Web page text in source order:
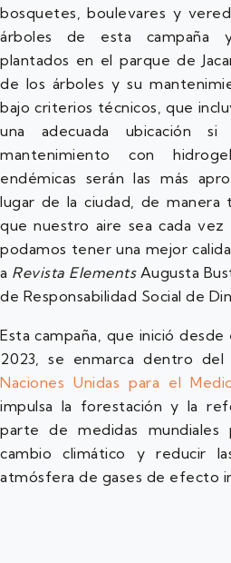
bosquetes, boulevares y
árboles de esta campaña
plantados en el parque de
de los árboles y su
bajo criterios técnicos, que
una adecuada ubicación
mantenimiento con
endémicas serán las más
lugar de la ciudad, de manera
que nuestro aire sea cada
podamos tener una mejor
a Revista ElementsAugusta
de Responsabilidad Social de
Esta campaña, que inició
2023, se enmarca dentro
Naciones Unidas para el
impulsa la forestación y la
parte de medidas mundiales
cambio climático y reducir
atmósfera de gases de efecto